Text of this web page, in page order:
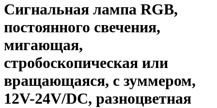
Сигнальная лампа RGB,
постоянного свечения,
мигающая,
стробоскопическая или
вращающаяся, с зуммером,
12V-24V/DC, разноцветная